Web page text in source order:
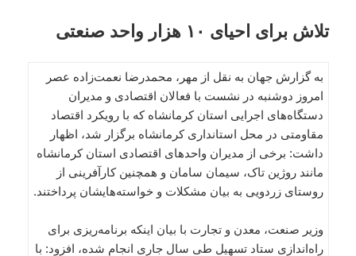
تلاش برای احیای ۱۰ هزار واحد صنعتی
به گزارش جهان به نقل از مهر، محمدرضا نعمت‌زاده عصر
امروز دوشنبه در نشست با فعالان اقتصادی و مدیران
دستگاه‌های اجرایی استان کرمانشاه که با رویکرد اقتصاد
مقاومتی در محل استانداری کرمانشاه برگزار شد، اظهار
داشت: برخی از مدیران واحدهای اقتصادی استان کرمانشاه
مانند روژین تاک، سیمان سامان و همچنین کارآفرینی از
روستای زردویی به بیان مشکلات و خواسته‌هایشان پرداختند.
وزیر صنعت، معدن و تجارت با بیان اینکه برنامه‌ریزی برای
راه‌اندازی ستاد تسهیل طی سال جاری انجام شده، افزود: با